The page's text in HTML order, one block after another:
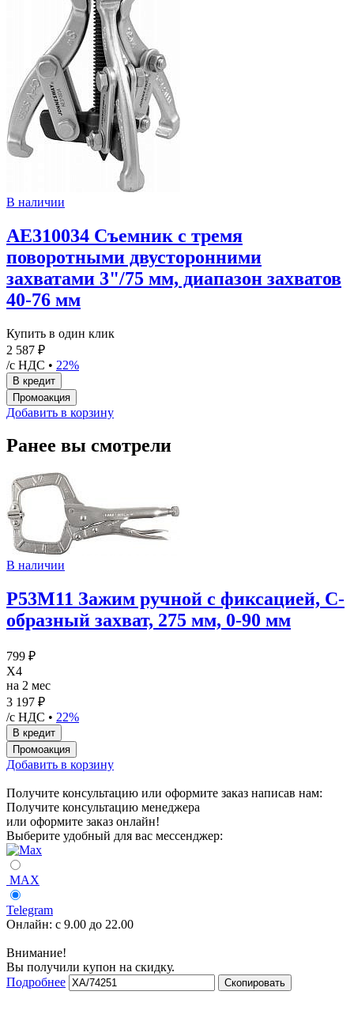
В наличии
AE310034 Съемник с тремя
поворотными двусторонними
захватами 3"/75 мм, диапазон захватов
40-76 мм
Купить в один клик
2 587 ₽
/с НДС • 22%
Добавить в корзину
Ранее вы смотрели
В наличии
P53M11 Зажим ручной с фиксацией, С-
образный захват, 275 мм, 0-90 мм
799 ₽
X4
на 2 мес
3 197 ₽
/с НДС • 22%
Добавить в корзину
Получите консультацию или оформите заказ написав нам:
Получите консультацию менеджера
или оформите заказ онлайн!
Выберите удобный для вас мессенджер:
MAX
Telegram
Онлайн: с 9.00 до 22.00
Внимание!
Вы получили купон на скидку.
Подробнее
Скопировать